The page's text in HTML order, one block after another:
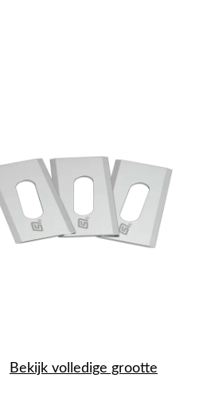
Bekijk volledige grootte